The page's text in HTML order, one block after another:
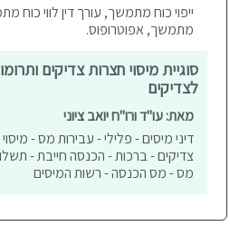
ייפוי כוח מתמשך, עורך דין לווי כוח
מתמשך, אפוטרופוס.
סוגיית מיסוי חצרות צדיקים
לצדיקים
מאת: עו"ד ורו"ח יואב ציוני
דיני מיסים - פלילי - עבירות מס -
צדיקים - ברכות - הכנסה חייבת -
מס - מס הכנסה - רשות המיסים